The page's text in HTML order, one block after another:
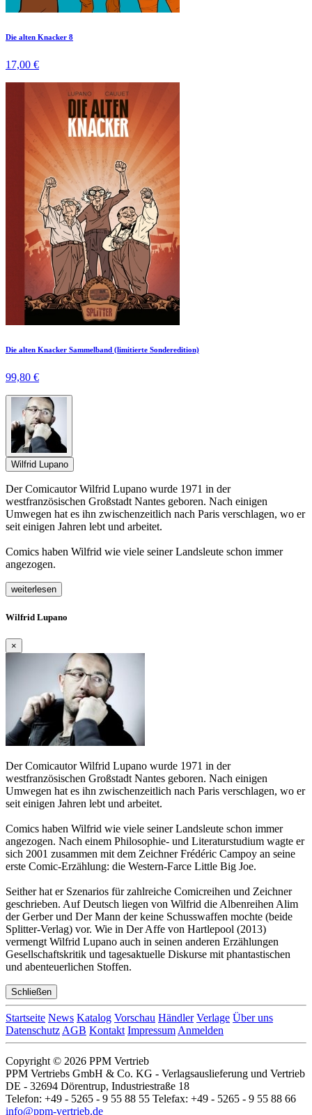
Die alten Knacker 8
17,00 €
Die alten Knacker Sammelband (limitierte Sonderedition)
99,80 €
Wilfrid Lupano
Der Comicautor Wilfrid Lupano wurde 1971 in der
westfranzösischen Großstadt Nantes geboren. Nach einigen
Umwegen hat es ihn zwischenzeitlich nach Paris verschlagen, wo er
seit einigen Jahren lebt und arbeitet.
Comics haben Wilfrid wie viele seiner Landsleute schon immer
angezogen.
weiterlesen
Wilfrid Lupano
×
Der Comicautor Wilfrid Lupano wurde 1971 in der
westfranzösischen Großstadt Nantes geboren. Nach einigen
Umwegen hat es ihn zwischenzeitlich nach Paris verschlagen, wo er
seit einigen Jahren lebt und arbeitet.
Comics haben Wilfrid wie viele seiner Landsleute schon immer
angezogen. Nach einem Philosophie- und Literaturstudium wagte er
sich 2001 zusammen mit dem Zeichner Frédéric Campoy an seine
erste Comic-Erzählung: die Western-Farce Little Big Joe.
Seither hat er Szenarios für zahlreiche Comicreihen und Zeichner
geschrieben. Auf Deutsch liegen von Wilfrid die Albenreihen Alim
der Gerber und Der Mann der keine Schusswaffen mochte (beide
Splitter-Verlag) vor. Wie in Der Affe von Hartlepool (2013)
vermengt Wilfrid Lupano auch in seinen anderen Erzählungen
Gesellschaftskritik und tagesaktuelle Diskurse mit phantastischen
und abenteuerlichen Stoffen.
Schließen
Startseite News Katalog Vorschau Händler Verlage Über uns
Datenschutz AGB Kontakt Impressum Anmelden
Copyright © 2026 PPM Vertrieb
PPM Vertriebs GmbH & Co. KG - Verlagsauslieferung und Vertrieb
DE - 32694 Dörentrup, Industriestraße 18
Telefon: +49 - 5265 - 9 55 88 55 Telefax: +49 - 5265 - 9 55 88 66
info@ppm-vertrieb.de